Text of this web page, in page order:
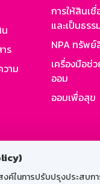
งค์ในการปรับปรุงประสบ
ร
าม
การให้สินเ
และเป็นธรร
NPA ทรัพย์
เครื่องมือช่
ออม
ออมเพื่อสุข